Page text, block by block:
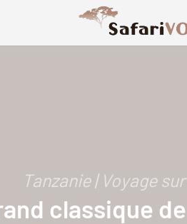
Tanzanie | Voyage
classique